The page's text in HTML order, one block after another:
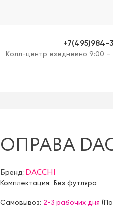
+7(495)984-
Kолл-центр ежедневно 9:00 –
ОПРАВА
Бренд:DACCHI
Комплектация: Без футляра
Самовывоз: 2-3 рабочих дня (